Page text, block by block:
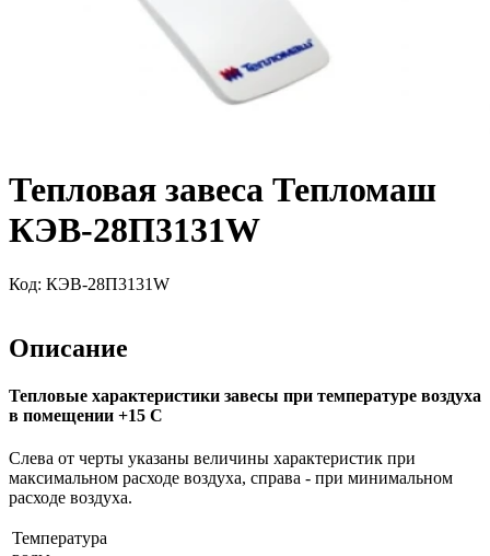
Тепловая завеса Тепломаш
КЭВ-28П3131W
Код: КЭВ-28П3131W
Описание
Тепловые характеристики завесы при температуре воздуха
в помещении +15 С
Слева от черты указаны величины характеристик при
максимальном расходе воздуха, справа - при минимальном
расходе воздуха.
Температура